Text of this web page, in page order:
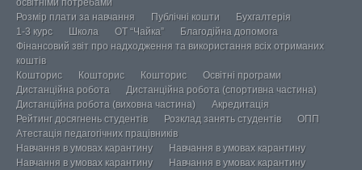
освітніми потребами
Розмір плати за навчання
Публічні кошти
Бухгалтерія
1-3 курс
Школа ОТ “Чайка”
Благодійна допомога
Фінансовий звіт про надходження та використання всіх отриманих
коштів
Кошторис
Кошторис Кошторис
Освітні програми
Дистанційна робота
Дистанційна робота (спортивна частина)
Дистанційна робота (виховна частина)
Акредитація
Рейтинг досягнень студентів
Розклад занять студентів
ОПП
Атестація педагогічних працівників
Навчання в умовах карантину
Навчання в умовах карантину
Навчання в умовах карантину
Навчання в умовах карантину